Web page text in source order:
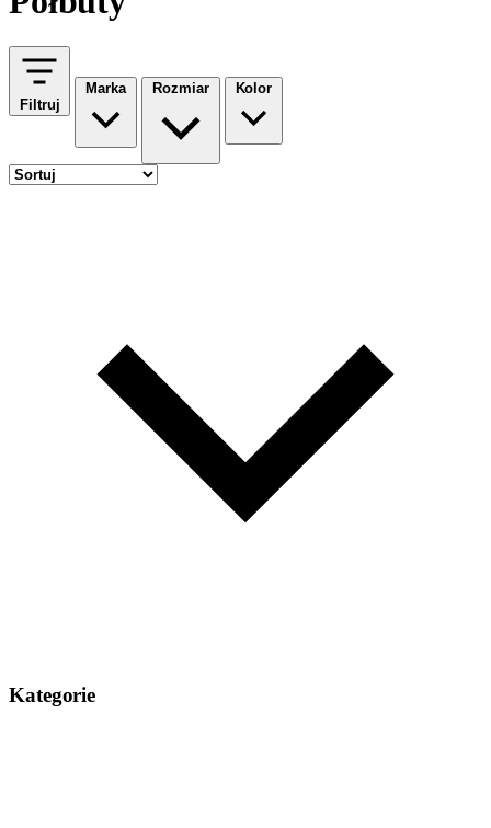
Filtruj
Marka Rozmiar Kolor
Kategorie